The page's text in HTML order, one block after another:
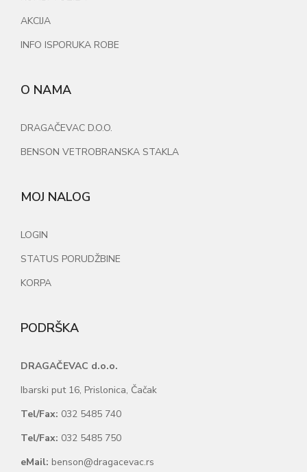
AKCIJA
INFO ISPORUKA ROBE
O NAMA
DRAGAČEVAC D.O.O.
BENSON VETROBRANSKA STAKLA
MOJ NALOG
LOGIN
STATUS PORUDŽBINE
KORPA
PODRŠKA
DRAGAČEVAC d.o.o.
Ibarski put 16, Prislonica, Čačak
Tel/Fax: 032 5485 740
Tel/Fax: 032 5485 750
eMail: benson@dragacevac.rs